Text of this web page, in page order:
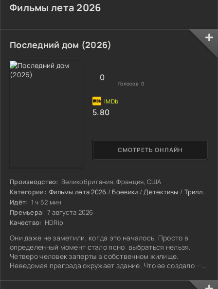
Фильмы лета 2026
Последний дом (2026)
Производство: Великобритания, Франция, США
Категории: Фильмы лета 2026 / Боевики /Детективы / Триллеры
Идёт: 1 ч 52 мин
Премьера: 7 августа 2026
Качество: HDRip
Они даже не заметили, когда это началось. Просто в
определенный момент стало ясно: выбраться нельзя.
Четверо человек заперты в собственном жилище.
Неведомая преграда окружает здание. Что ее создало —
СМОТРЕТЬ ОНЛАЙН
0
Голосов: 0
5.80